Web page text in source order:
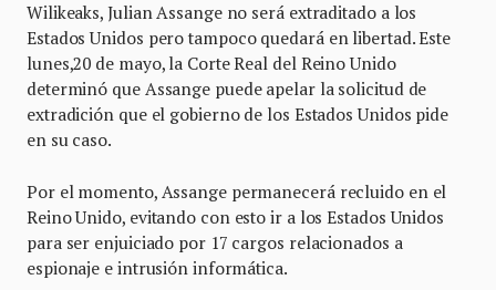
Wilikeaks, Julian Assange no será extraditado a los
Estados Unidos pero tampoco quedará en libertad. Este
lunes,20 de mayo, la Corte Real del Reino Unido
determinó que Assange puede apelar la solicitud de
extradición que el gobierno de los Estados Unidos pide
en su caso.
Por el momento, Assange permanecerá recluido en el
Reino Unido, evitando con esto ir a los Estados Unidos
para ser enjuiciado por 17 cargos relacionados a
espionaje e intrusión informática.